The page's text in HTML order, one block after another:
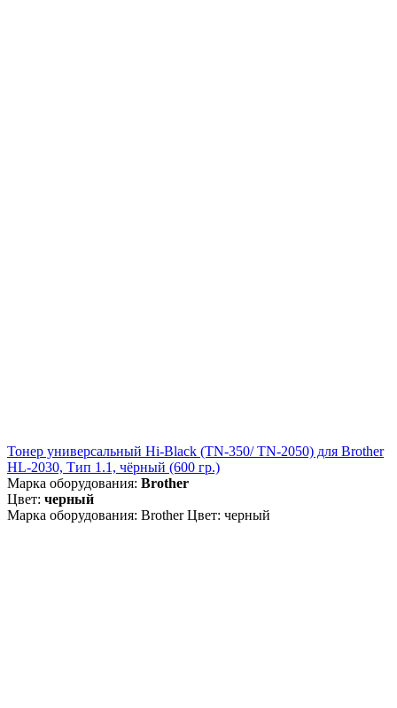
Тонер универсальный Hi-Black (TN-350/ TN-2050) для Brother
HL-2030, Тип 1.1, чёрный (600 гр.)
Марка оборудования: Brother
Цвет: черный
Марка оборудования: Brother Цвет: черный